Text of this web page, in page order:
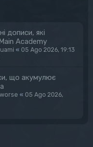
дописи, які
Academy
« 05 Ago 2026, 19:13
що акумулює
« 05 Ago 2026,